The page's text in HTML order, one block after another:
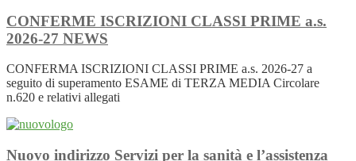
CONFERME ISCRIZIONI CLASSI PRIME a.s.
2026-27 NEWS
CONFERMA ISCRIZIONI CLASSI PRIME a.s. 2026-27 a
seguito di superamento ESAME di TERZA MEDIA Circolare
n.620 e relativi allegati
Nuovo indirizzo Servizi per la sanità e l’assistenza